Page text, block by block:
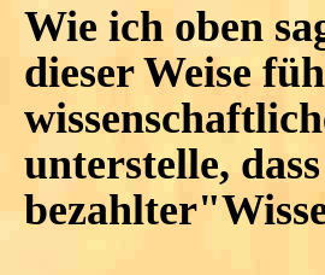
Wie ich oben
dieser Weise
unterstelle,